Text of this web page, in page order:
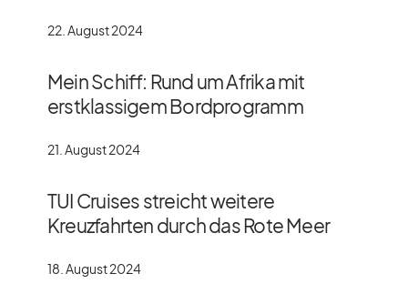
22. August 2024
Mein Schiff: Rund um Afrika mit
erstklassigem Bordprogramm
21. August 2024
TUI Cruises streicht weitere
Kreuzfahrten durch das Rote Meer
18. August 2024